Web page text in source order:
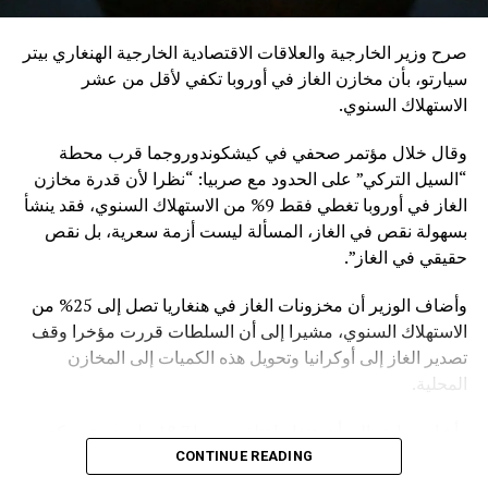
صرح وزير الخارجية والعلاقات الاقتصادية الخارجية الهنغاري بيتر
سيارتو، بأن مخازن الغاز في أوروبا تكفي لأقل من عشر
الاستهلاك السنوي.
وقال خلال مؤتمر صحفي في كيشكوندوروجما قرب محطة
“السيل التركي” على الحدود مع صربيا: “نظرا لأن قدرة مخازن
الغاز في أوروبا تغطي فقط 9% من الاستهلاك السنوي، فقد ينشأ
بسهولة نقص في الغاز، المسألة ليست أزمة سعرية، بل نقص
حقيقي في الغاز”.
وأضاف الوزير أن مخزونات الغاز في هنغاريا تصل إلى 25% من
الاستهلاك السنوي، مشيرا إلى أن السلطات قررت مؤخرا وقف
تصدير الغاز إلى أوكرانيا وتحويل هذه الكميات إلى المخازن
المحلية.
من الغاز الروسي القادم عبر “السيل التركي”.
CONTINUE READING